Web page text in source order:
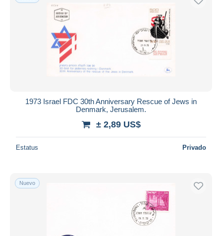
1973 Israel FDC 30th Anniversary Rescue of Jews in
Denmark, Jerusalem.
± 2,89 US$
Estatus Privado
Nuevo